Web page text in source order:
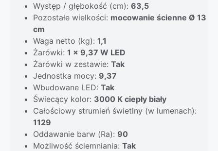
Występ / głębokość (cm): 63,5
Pozostałe wielkości: mocowanie ścienne Ø 13
cm
Waga netto (kg): 1,1
Żarówki: 1 x 9,37 W LED
Żarówki w zestawie: Tak
Jednostka mocy: 9,37
Wbudowane LED: Tak
Świecący kolor: 3000 K ciepły biały
Całościowy strumień świetlny (w lumenach):
1129
Oddawanie barw (Ra): 90
Możliwość ściemniania: Tak